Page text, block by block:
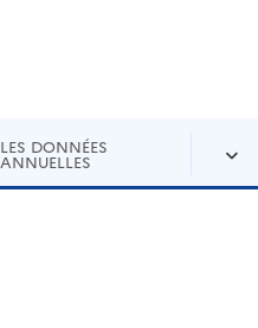
LES DONNÉES
ANNUELLES